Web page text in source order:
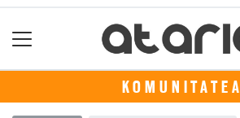
KOMUNITATEA